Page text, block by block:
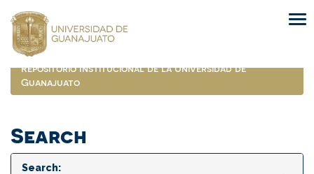
navigation
Repositorio Institucional de la Universidad de
Guanajuato
Search
Search: